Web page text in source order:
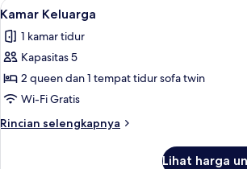
Klasik
Lihat
semua
foto
untuk
Kamar
Keluarga
5
Kamar Keluarga
1 kamar tidur
Kapasitas 5
2 queen dan 1 tempat tidur sofa twin
Wi-Fi Gratis
Rincian selengkapnya
Rincian
Lihat harga